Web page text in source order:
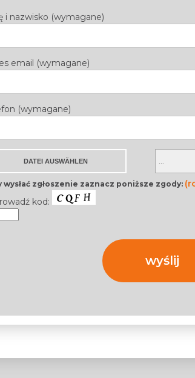
i nazwisko (wymagane)
email (wymagane)
(wymagane)
wysłać zgłoszenie zaznacz poniższe zgody:
kod: